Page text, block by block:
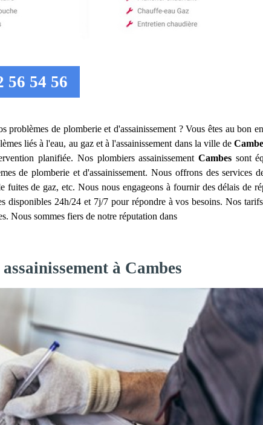
54 56
problèmes de plomberie et d'assainissement ? Vous êtes au bon
liés à l'eau, au gaz et à l'assainissement dans la ville de
planifiée. Nos plombiers assainissement Cambessont
de plomberie et d'assainissement. Nous offrons des services
de gaz, etc. Nous nous engageons à fournir des délais de
disponibles 24h/24 et 7j/7 pour répondre à vos besoins. Nos
Nous sommes fiers de notre réputation dans
à Cambes